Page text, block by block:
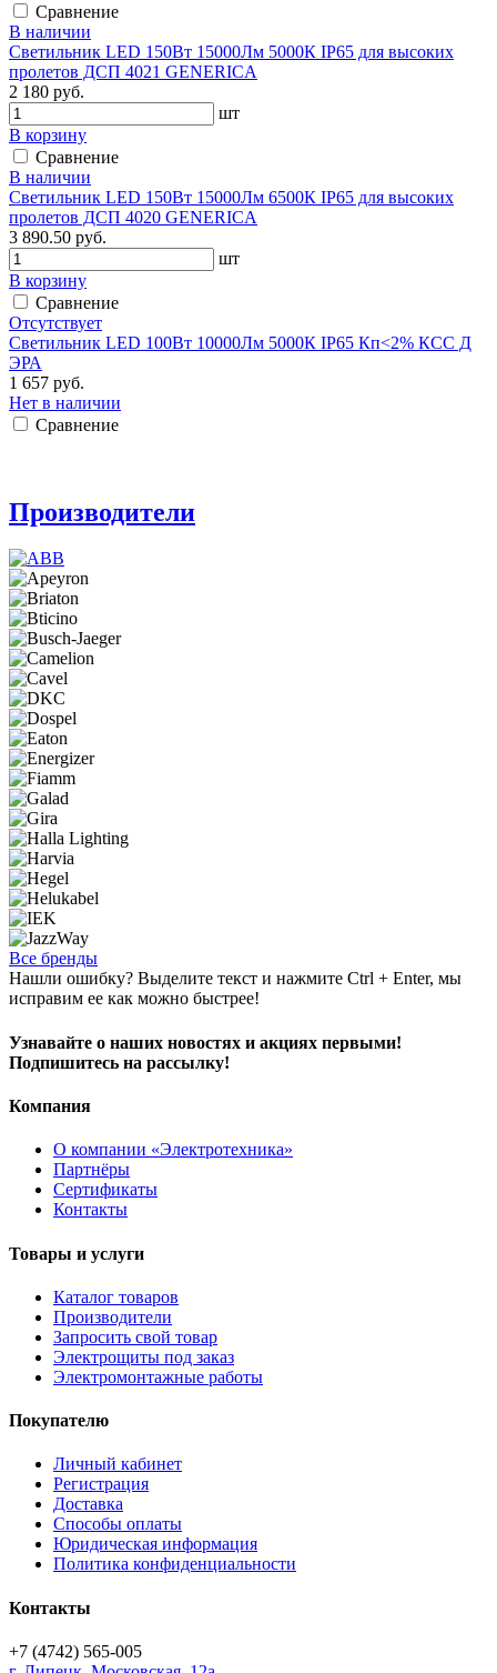
Сравнение
В наличии
Светильник LED 150Вт 15000Лм 5000К IP65 для высоких
пролетов ДСП 4021 GENERICA
2 180 руб.
шт
В корзину
Сравнение
В наличии
Светильник LED 150Вт 15000Лм 6500К IP65 для высоких
пролетов ДСП 4020 GENERICA
3 890.50 руб.
шт
В корзину
Сравнение
Отсутствует
Светильник LED 100Вт 10000Лм 5000К IP65 Кп<2% КСС Д
ЭРА
1 657 руб.
Нет в наличии
Сравнение
Производители
Все бренды
Нашли ошибку? Выделите текст и нажмите Ctrl + Enter, мы
исправим ее как можно быстрее!
Узнавайте о наших новостях и акциях первыми!
Подпишитесь на рассылку!
Компания
О компании «Электротехника»
Партнёры
Сертификаты
Контакты
Товары и услуги
Каталог товаров
Производители
Запросить свой товар
Электрощиты под заказ
Электромонтажные работы
Покупателю
Личный кабинет
Регистрация
Доставка
Способы оплаты
Юридическая информация
Политика конфиденциальности
Контакты
+7 (4742) 565-005